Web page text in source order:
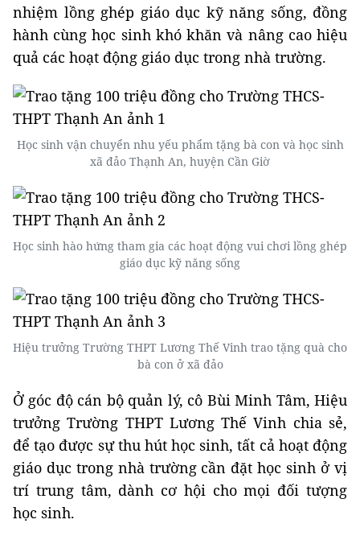
nhiệm lồng ghép giáo dục kỹ năng sống, đồng
hành cùng học sinh khó khăn và nâng cao hiệu
quả các hoạt động giáo dục trong nhà trường.
Học sinh vận chuyển nhu yếu phẩm tặng bà con và học sinh
xã đảo Thạnh An, huyện Cần Giờ
Học sinh hào hứng tham gia các hoạt động vui chơi lồng ghép
giáo dục kỹ năng sống
Hiệu trưởng Trường THPT Lương Thế Vinh trao tặng quà cho
bà con ở xã đảo
Ở góc độ cán bộ quản lý, cô Bùi Minh Tâm, Hiệu
trưởng Trường THPT Lương Thế Vinh chia sẻ,
để tạo được sự thu hút học sinh, tất cả hoạt động
giáo dục trong nhà trường cần đặt học sinh ở vị
trí trung tâm, dành cơ hội cho mọi đối tượng
học sinh.